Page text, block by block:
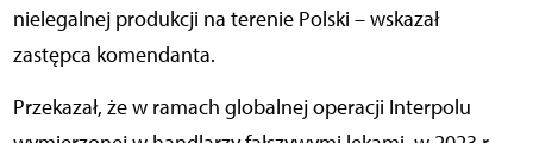
nielegalnej produkcji na terenie Polski – wskazał
zastępca komendanta.
Przekazał, że w ramach globalnej operacji Interpolu